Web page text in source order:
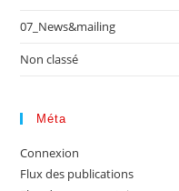
07_News&mailing
Non classé
Méta
Connexion
Flux des publications